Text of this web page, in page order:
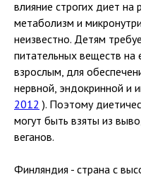
влияние строгих диет на
метаболизм и
неизвестно. Детям
питательных веществ на
взрослым, для
нервной, эндокринной и
2012 ). Поэтому
могут быть взяты из
веганов.
Финляндия - страна с